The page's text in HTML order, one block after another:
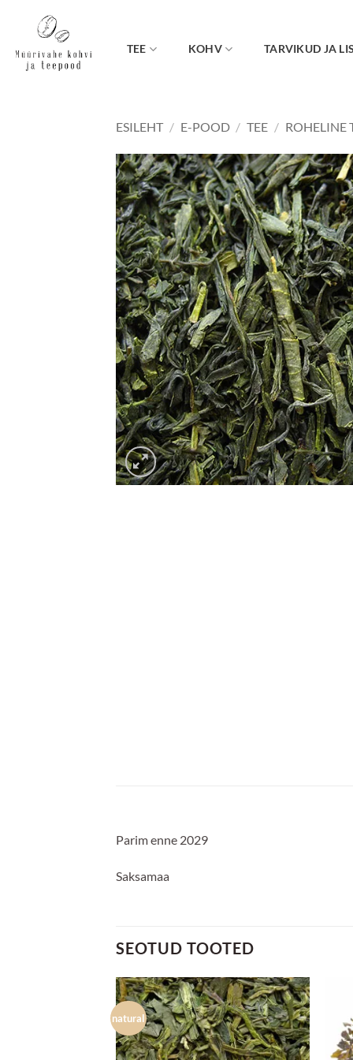
content
TEE KOHV TARVIKUD JA
ESILEHT / E-POOD / TEE / ROHELINE
Parim enne 2029
Saksamaa
SEOTUD TOOTED
natural
Lisa
lemmikuks